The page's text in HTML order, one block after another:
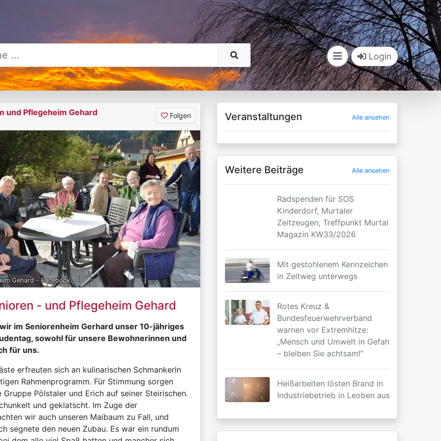
Login
und Pflegeheim Gehard Folgen
Gehard - Facebook
- und Pflegeheim Gehard
im Seniorenheim Gerhard unser 10-jähriges
sowohl für unsere Bewohnerinnen und
für uns.
erfreuten sich an kulinarischen Schmankerln
Rahmenprogramm. Für Stimmung sorgen
Gruppe Pölstaler und Erich auf seiner Steirischen.
und geklatscht. Im Zuge der
wir auch unseren Maibaum zu Fall, und
segnete den neuen Zubau. Es war ein rundum
Veranstaltungen Alle ansehen
Weitere Beiträge Alle ansehen
Radspenden für SOS
Kinderdorf, Murtaler
Zeitzeugen, Treffpunkt Murtal
Magazin KW33/2026
Mit gestohlenem Kennzeichen
in Zeltweg unterwegs
Rotes Kreuz &
Bundesfeuerwehrverband
warnen vor Extremhitze:
„Mensch und Umwelt in Gefahr
– bleiben Sie achtsam!“
Heißarbeiten lösten Brand in
Industriebetrieb in Leoben aus